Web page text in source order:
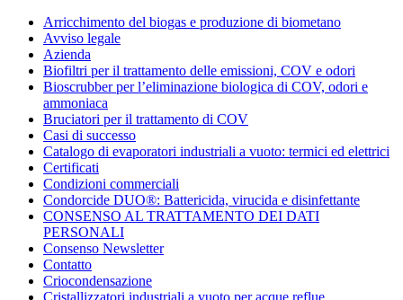
Condorchem
Enviro
Solutions
Arricchimento del biogas e produzione di biometano
Avviso legale
Azienda
Biofiltri per il trattamento delle emissioni, COV e odori
Bioscrubber per l’eliminazione biologica di COV, odori e
ammoniaca
Bruciatori per il trattamento di COV
Casi di successo
Catalogo di evaporatori industriali a vuoto: termici ed elettrici
Certificati
Condizioni commerciali
Condorcide DUO®: Battericida, virucida e disinfettante
CONSENSO AL TRATTAMENTO DEI DATI
PERSONALI
Consenso Newsletter
Contatto
Criocondensazione
Cristallizzatori industriali a vuoto per acque reflue